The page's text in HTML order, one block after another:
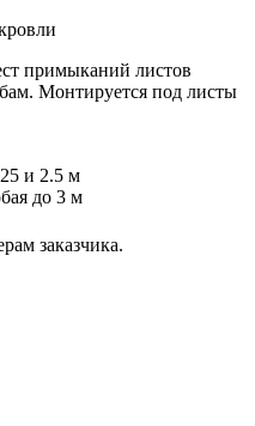
примыканий листов
Монтируется под листы
и 2.5 м
до 3 м
заказчика.